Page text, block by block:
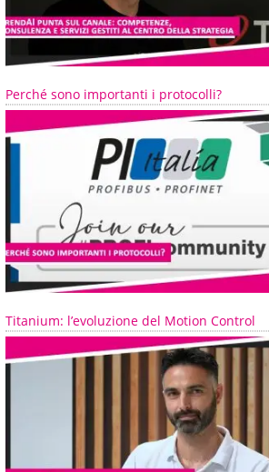
Perché sono importanti i protocolli?
Titanium: l’evoluzione del Motion Control